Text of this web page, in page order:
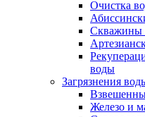
Очистка
Скважины
воды
Загрязнения
Железо и